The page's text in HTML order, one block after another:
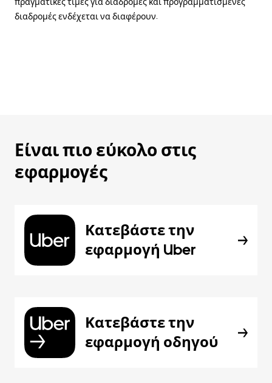
διαδρομές ενδέχεται να διαφέρουν.
Είναι πιο εύκολο στις
εφαρμογές
Κατεβάστε την
εφαρμογή Uber
Κατεβάστε την
εφαρμογή οδηγού